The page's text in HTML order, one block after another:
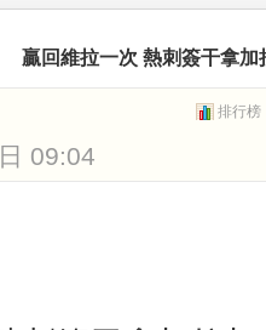
贏回維拉一次 熱刺簽干拿加
排行榜
09:04